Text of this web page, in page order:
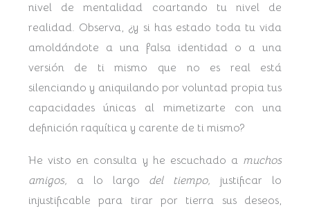
nivel de mentalidad coartando tu nivel de
realidad. Observa, ¿y si has estado toda tu vida
amoldándote a una falsa identidad o a una
versión de ti mismo que no es real está
silenciando y aniquilando por voluntad propia tus
capacidades únicas al mimetizarte con una
definición raquítica y carente de ti mismo?
He visto en consulta y he escuchado a muchos
amigos, a lo largo del tiempo, justificar lo
injustificable para tirar por tierra sus deseos,